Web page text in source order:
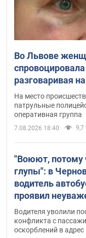
Во Львове
разговаривая
маршрутке:
Видео
На место
патрульные
оперативная группа
7.08.2026 18:40 9,7
"Воюют, потому
глупы": в
водитель
проявил
украинским
поплатился за
Видео
Водителя уволили
конфликта с
оскорблений в